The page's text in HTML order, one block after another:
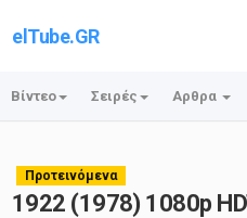
elTube.GR
Βίντεο Σειρές Αρθρα
Προτεινόμενα
1922 (1978) 1080p